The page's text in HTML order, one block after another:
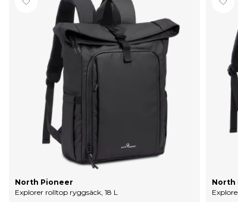
Explorer rolltop ryggsäck, 18 L
North Pioneer North